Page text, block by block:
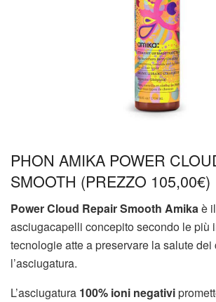
PHON AMIKA POWER
SMOOTH (PREZZO 105,00€)
Power Cloud Repair Smooth Amikaè
asciugacapelli concepito secondo le più
tecnologie atte a preservare la salute
l’asciugatura.
L’asciugatura 100% ioni negativi